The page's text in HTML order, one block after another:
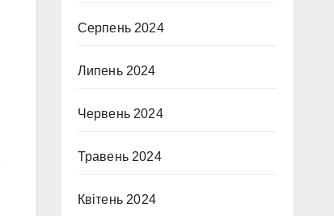
Серпень 2024
Липень 2024
Червень 2024
Травень 2024
Квітень 2024